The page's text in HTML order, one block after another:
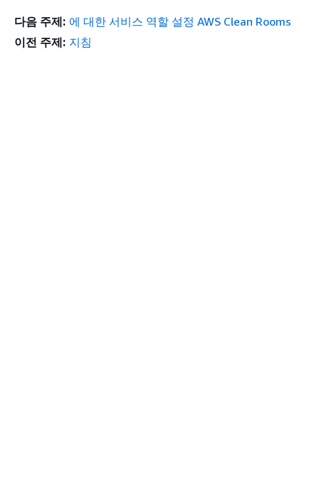
다음 주제: 에 대한 서비스 역할 설정 AWS Clean Rooms
이전 주제: 지침